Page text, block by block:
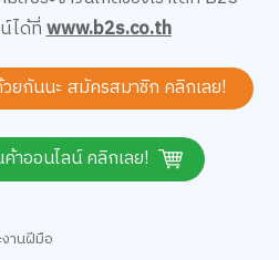
น์ได้ที่www.b2s.co.th
วยกันนะ สมัครสมาชิก คลิกเลย!
าออนไลน์ คลิกเลย!
านฝีมือ